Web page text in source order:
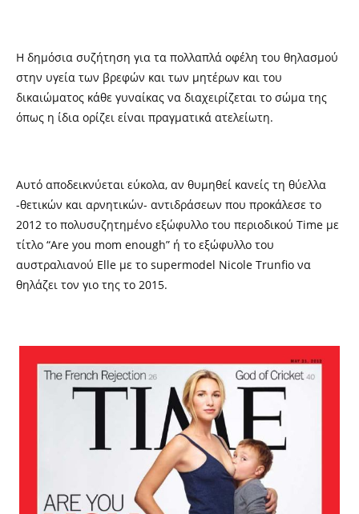
Η δημόσια συζήτηση για τα πολλαπλά οφέλη του θηλασμού
στην υγεία των βρεφών και των μητέρων και του
δικαιώματος κάθε γυναίκας να διαχειρίζεται το σώμα της
όπως η ίδια ορίζει είναι πραγματικά ατελείωτη.
Αυτό αποδεικνύεται εύκολα, αν θυμηθεί κανείς τη θύελλα
-θετικών και αρνητικών- αντιδράσεων που προκάλεσε το
2012 το πολυσυζητημένο εξώφυλλο του περιοδικού Time με
τίτλο “Are you mom enough” ή το εξώφυλλο του
αυστραλιανού Elle με το supermodel Nicole Trunfio να
θηλάζει τον γιο της το 2015.